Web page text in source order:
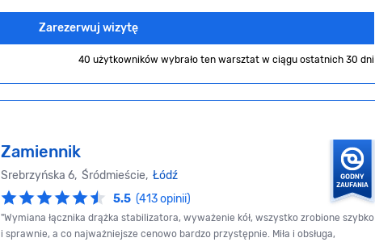
Zarezerwuj wizytę
40 użytkowników wybrało ten warsztat w ciągu ostatnich 30 dni
Zamiennik
Srebrzyńska 6, Śródmieście, Łódź
5.5 (413 opinii)
"Wymiana łącznika drążka stabilizatora, wyważenie kół, wszystko zrobione szybko
i sprawnie, a co najważniejsze cenowo bardzo przystępnie. Miła i obsługa,